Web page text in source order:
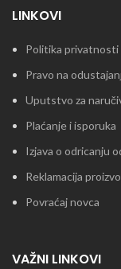
LINKOVI
Politika privatnosti
Pravo na
Uputstvo za
Plaćanje i isporuka
Izjava o odricanju
Reklamacija
Povraćaj novca
VAŽNI LINKOVI